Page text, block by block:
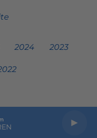
2024 2023